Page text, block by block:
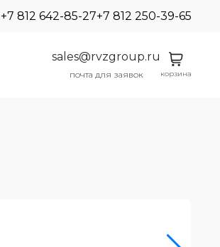
+7 812 642-85-27+7 812 250-39-65
sales@rvzgroup.ru
почта для заявок корзина